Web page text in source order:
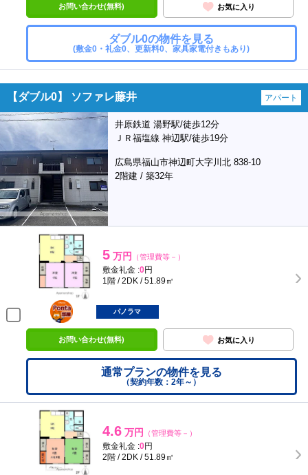
お問い合わせ(無料) お気に入り
ダブル0の物件を見る
(敷金0・礼金0、更新料0、家具家電付きもあり)
【ダブル0】 ソファレ藤井 アパート
井原鉄道 湯野駅/徒歩12分
ＪＲ福塩線 神辺駅/徒歩19分
広島県福山市神辺町大字川北 838-10
2階建 / 築32年
5 万円 （管理費等－）
敷金礼金 :0円
1階 / 2DK / 51.89㎡
ポンタ
部屋
パノラマ
お問い合わせ(無料) お気に入り
通常プランの物件を見る
（契約年数：2年～）
4.6 万円 （管理費等－）
敷金礼金 :0円
2階 / 2DK / 51.89㎡